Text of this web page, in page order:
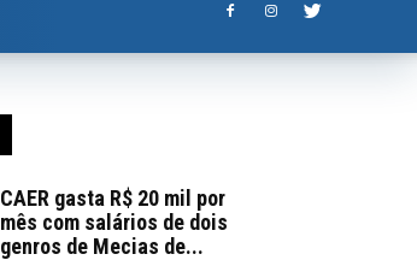
CAER gasta R$ 20 mil por
mês com salários de dois
genros de Mecias de...